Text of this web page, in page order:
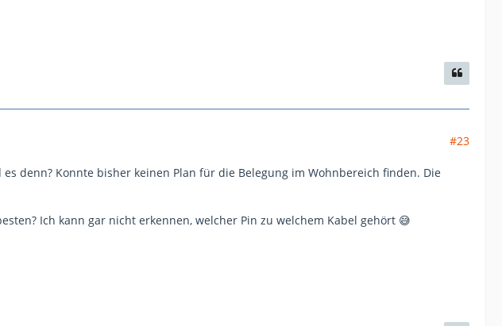
#23
denn? Konnte bisher keinen Plan für die Belegung im Wohnbereich finden. Die
Ich kann gar nicht erkennen, welcher Pin zu welchem Kabel gehört 😅